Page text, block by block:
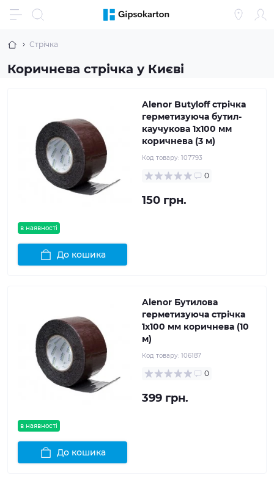
Стрічка
Коричнева стрічка у Києві
в наявності
Alenor Butyloff стрічка
герметизуюча бутил-
каучукова 1х100 мм
коричнева (3 м)
Код товару: 107793
0
150 грн.
До кошика
в наявності
Alenor Бутилова
герметизуюча стрічка
1x100 мм коричнева (10
м)
Код товару: 106187
0
399 грн.
До кошика